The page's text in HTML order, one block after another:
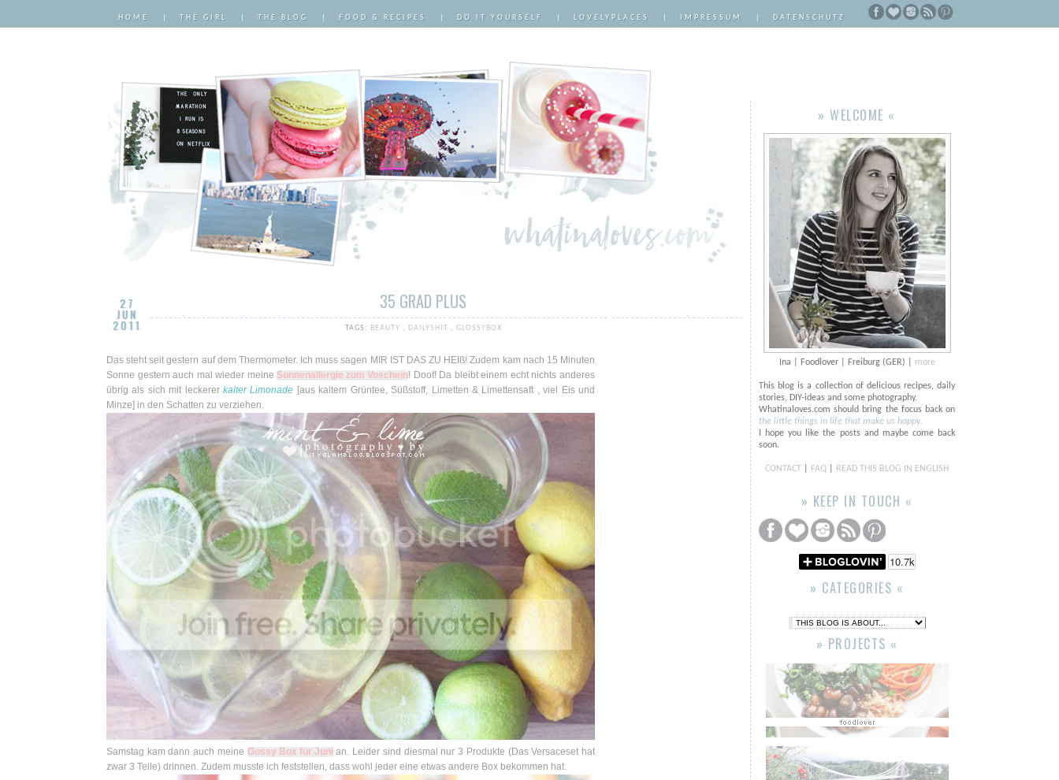
HOME THE GIRL THE BLOG FOOD & RECIPES DO IT YOURSELF LOVELYPLACES IMPRESSUM DATENSCHUTZ
35 GRAD PLUS
27
JUN
2011 TAGS: BEAUTY , DAILYSHIT , GLOSSYBOX
Das steht seit gestern auf dem Thermometer. Ich muss sagen MIR IST DAS ZU HEIß! Zudem kam nach 15 Minuten
Sonne gestern auch mal wieder meine Sonnenallergie zum Voschein! Doof! Da bleibt einem echt nichts anderes
übrig als sich mit leckererkalter Limonade [aus kaltem Grüntee, Süßstoff, Limetten & Limettensaft , viel Eis und
Minze] in den Schatten zu verziehen.
Samstag kam dann auch meine Gossy Box für Juni an. Leider sind diesmal nur 3 Produkte (Das Versaceset hat
zwar 3 Teile) drinnen. Zudem musste ich feststellen, dass wohl jeder eine etwas andere Box bekommen hat.
» WELCOME «
Ina | Foodlover | Freiburg (GER) | more
This blog is a collection of delicious recipes, daily
stories, DIY-ideas and some photography.
Whatinaloves.com should bring the focus back on
the little things in life that make us happy.
I hope you like the posts and maybe come back
soon.
CONTACT FAQ READ THIS BLOG IN ENGLISH
» KEEP IN TOUCH «
» CATEGORIES «
» PROJECTS «